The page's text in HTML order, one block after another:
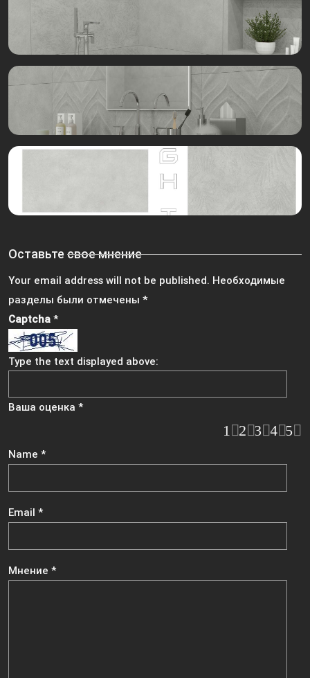
Оставьте свое мнение
Your email address will not be published. Необходимые
разделы были отмечены *
Мнение *
Name *
Email *
Captcha *
Type the text displayed above:
Ваша оценка *
5
4
3
2
1